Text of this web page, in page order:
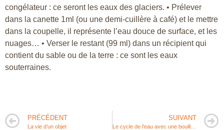
congélateur : ce seront les eaux des glaciers. • Prélever
dans la canette 1ml (ou une demi-cuillère à café) et le mettre
dans la coupelle, il représente l’eau douce de surface, et les
nuages… • Verser le restant (99 ml) dans un récipient qui
contient du sable ou de la terre : ce sont les eaux
souterraines.
PRÉCÉDENT
La vie d’un objet
SUIVANT
Le cycle de l’eau avec une bouilloire